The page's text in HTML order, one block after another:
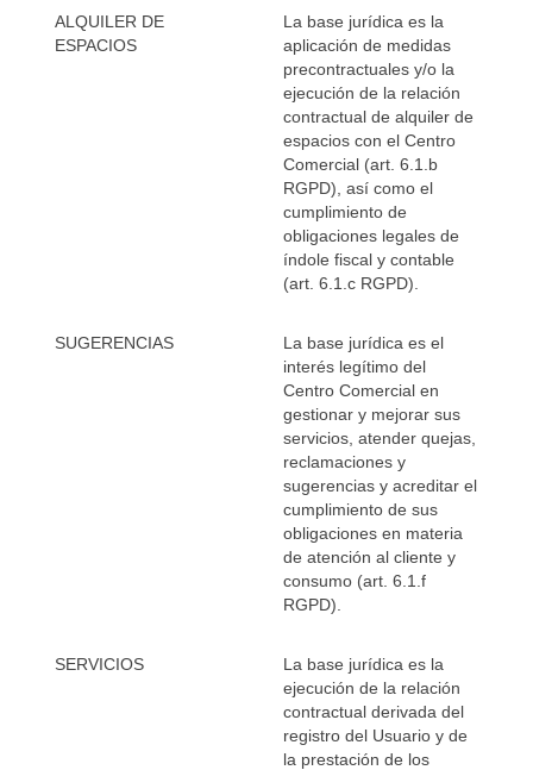
ALQUILER DE
ESPACIOS
La base jurídica es la
aplicación de medidas
precontractuales y/o la
ejecución de la relación
contractual de alquiler de
espacios con el Centro
Comercial (art. 6.1.b
RGPD), así como el
cumplimiento de
obligaciones legales de
índole fiscal y contable
(art. 6.1.c RGPD).
SUGERENCIAS
La base jurídica es el
interés legítimo del
Centro Comercial en
gestionar y mejorar sus
servicios, atender quejas,
reclamaciones y
sugerencias y acreditar el
cumplimiento de sus
obligaciones en materia
de atención al cliente y
consumo (art. 6.1.f
RGPD).
SERVICIOS
La base jurídica es la
ejecución de la relación
contractual derivada del
registro del Usuario y de
la prestación de los